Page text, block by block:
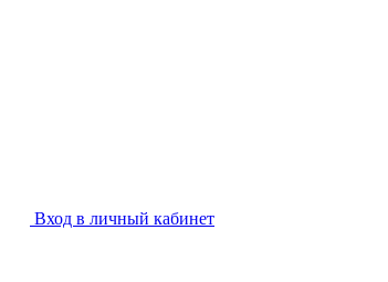
Вход в личный кабинет